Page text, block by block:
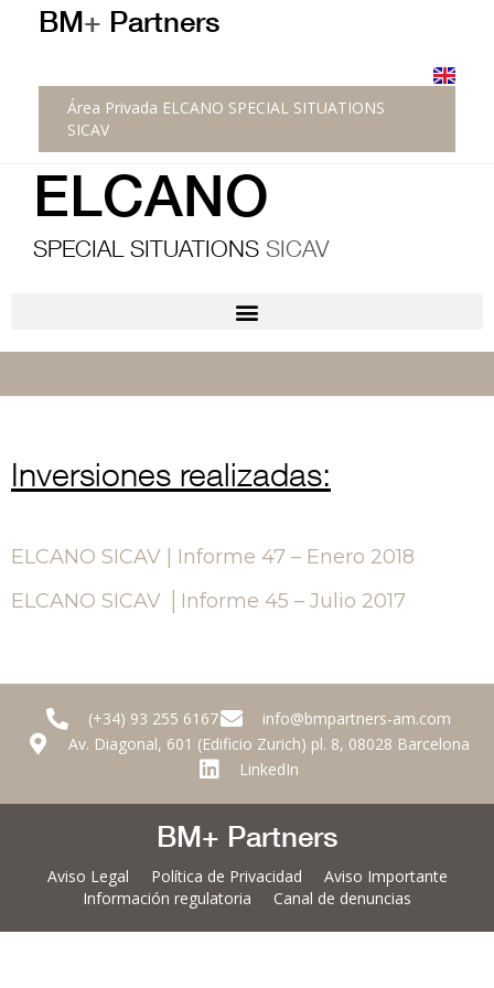
BM+ Partners
Área Privada ELCANO SPECIAL SITUATIONS
SICAV
ELCANO
SPECIAL SITUATIONS SICAV
Inversiones realizadas:
ELCANO SICAV | Informe 47 – Enero 2018
ELCANO SICAV │Informe 45 – Julio 2017
(+34) 93 255 6167
info@bmpartners-am.com
Av. Diagonal, 601 (Edificio Zurich) pl. 8, 08028 Barcelona
LinkedIn
BM+ Partners
Aviso Legal Política de Privacidad
Aviso Importante
Información regulatoria
Canal de denuncias